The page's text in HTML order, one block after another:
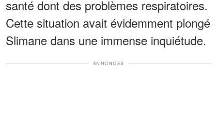
santé dont des problèmes respiratoires.
Cette situation avait évidemment plongé
Slimane dans une immense inquiétude.
ANNONCES